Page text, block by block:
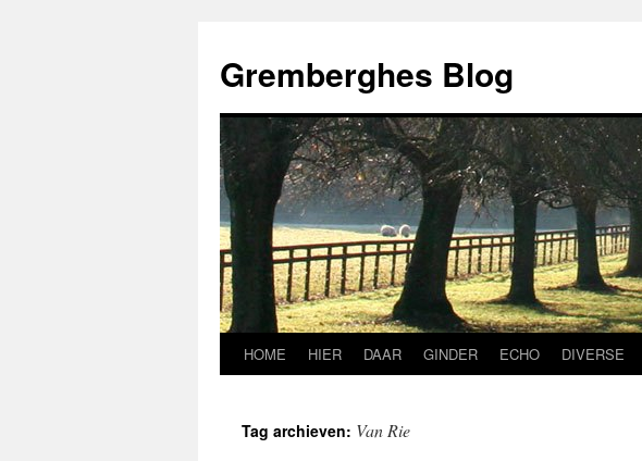
de
inhoud
Gremberghes Blog
HOME HIER DAAR GINDER ECHO DIVERSE
Tag archieven: Van Rie